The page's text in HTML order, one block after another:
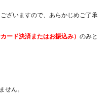
ざいますので、あらかじめご了承
ード決済またはお振込み）のみと
せん。